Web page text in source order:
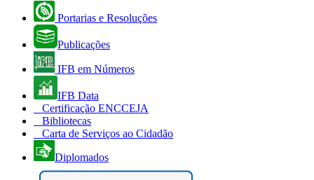
Portarias e Resoluções
Publicações
IFB em Números
IFB Data
Certificação ENCCEJA
Bibliotecas
Carta de Serviços ao Cidadão
Diplomados